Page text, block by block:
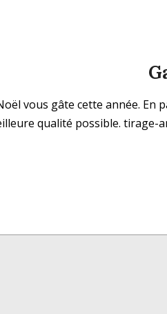
vous gâte cette année. En
qualité possible. tirage-